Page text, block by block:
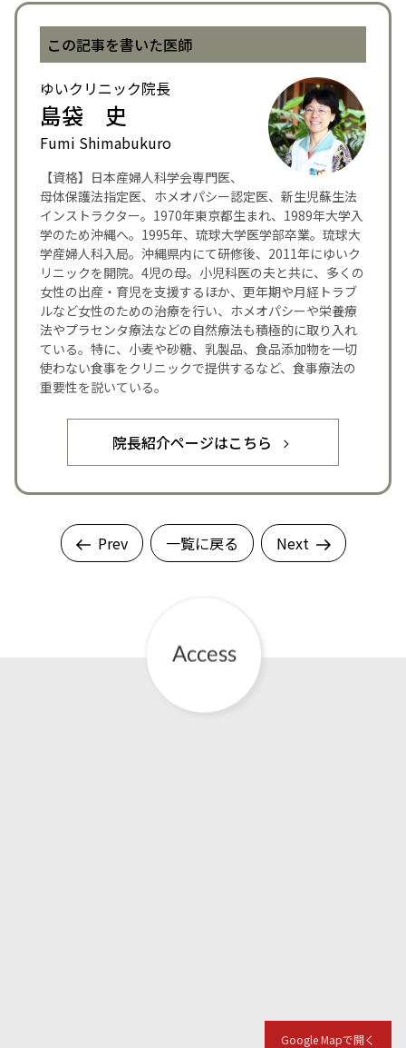
この記事を書いた医師
ゆいクリニック院長
島袋 史
Fumi Shimabukuro
【資格】日本産婦人科学会専門医、
母体保護法指定医、ホメオパシー認定医、新生児蘇生法
インストラクター。1970年東京都生まれ、1989年大学入
学のため沖縄へ。1995年、琉球大学医学部卒業。琉球大
学産婦人科入局。沖縄県内にて研修後、2011年にゆいク
リニックを開院。4児の母。小児科医の夫と共に、多くの
女性の出産・育児を支援するほか、更年期や月経トラブ
ルなど女性のための治療を行い、ホメオパシーや栄養療
法やプラセンタ療法などの自然療法も積極的に取り入れ
ている。特に、小麦や砂糖、乳製品、食品添加物を一切
使わない食事をクリニックで提供するなど、食事療法の
重要性を説いている。
院長紹介ページはこちら
Prev 一覧に戻る Next
Google Mapで開く